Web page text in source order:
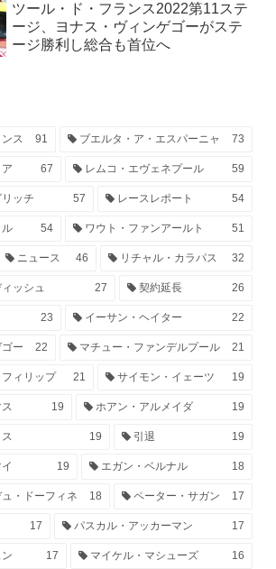
ツール・ド・フランス2022第11ステ
ージ、ヨナス・ヴィンゲゴーがステ
ージ勝利し総合も首位へ
ス 91 ブエルタ・ア・エスパーニャ 73
67 レムコ・エヴェネプール 59
ッチ 57 レースレポート 54
ル 54 ワウト・ファンアールト 51
ニュース 46 リチャル・カラパス 32
ッシュ 27 契約延長 26
23 イーサン・ヘイター 22
ー 22 マチュー・ファンデルプール 21
ィリップ 21 サイモン・イェーツ 19
19 ホアン・アルメイダ 19
19 引退 19
19 エガン・ベルナル 18
・ドーフィネ 18 ペーター・サガン 17
17 パスカル・アッカーマン 17
17 マイケル・マシューズ 16